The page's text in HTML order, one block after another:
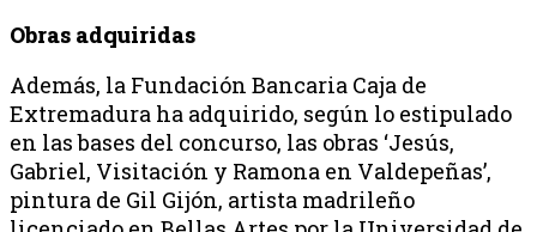
Obras adquiridas
Además, la Fundación Bancaria Caja de
Extremadura ha adquirido, según lo estipulado
en las bases del concurso, las obras ‘Jesús,
Gabriel, Visitación y Ramona en Valdepeñas’,
pintura de Gil Gijón, artista madrileño